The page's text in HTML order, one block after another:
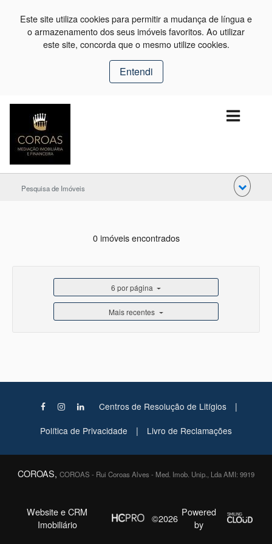
Este site utiliza cookies para permitir a mudança de língua e
o armazenamento dos seus imóveis favoritos. Ao utilizar
este site, concorda que o mesmo utilize cookies.
Entendi
Pesquisa de Imóveis
0 imóveis encontrados
6 por página
Mais recentes
Centros de Resolução de Litígios |
Política de Privacidade | Livro de Reclamações
COROAS, COROAS - Rui Coroas Alves - Med. Imob. Unip., Lda AMI: 9919
Website e CRM
Imobiliário
©2026 Powered
by